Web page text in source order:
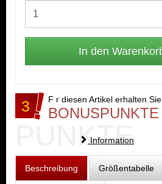
3 F r diesen Artikel erhalten Sie
BONUSPUNKTE
PUNKTE
Information
Beschreibung Größentabelle